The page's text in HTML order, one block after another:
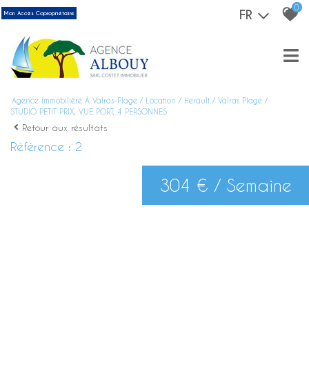
Mon Accès Copropriétaire FR 0
Agence Immobilière À Valras-Plage Location Herault
Valras Plage
STUDIO PETIT PRIX, VUE PORT, 4 PERSONNES
Retour aux résultats
Référence : 2
304 € / Semaine